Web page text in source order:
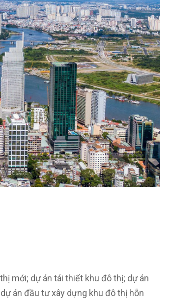
mới; dự án tái thiết khu đô thị; dự án
án đầu tư xây dựng khu đô thị hỗn